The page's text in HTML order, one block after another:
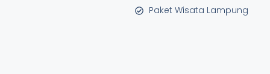
Paket Wisata Lampung